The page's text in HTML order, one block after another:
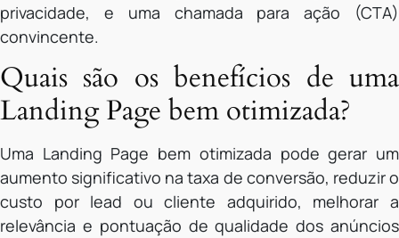
privacidade, e uma chamada para ação (CTA)
convincente.
Quais são os benefícios de uma
Landing Page bem otimizada?
Uma Landing Page bem otimizada pode gerar um
aumento significativo na taxa de conversão, reduzir o
custo por lead ou cliente adquirido, melhorar a
relevância e pontuação de qualidade dos anúncios